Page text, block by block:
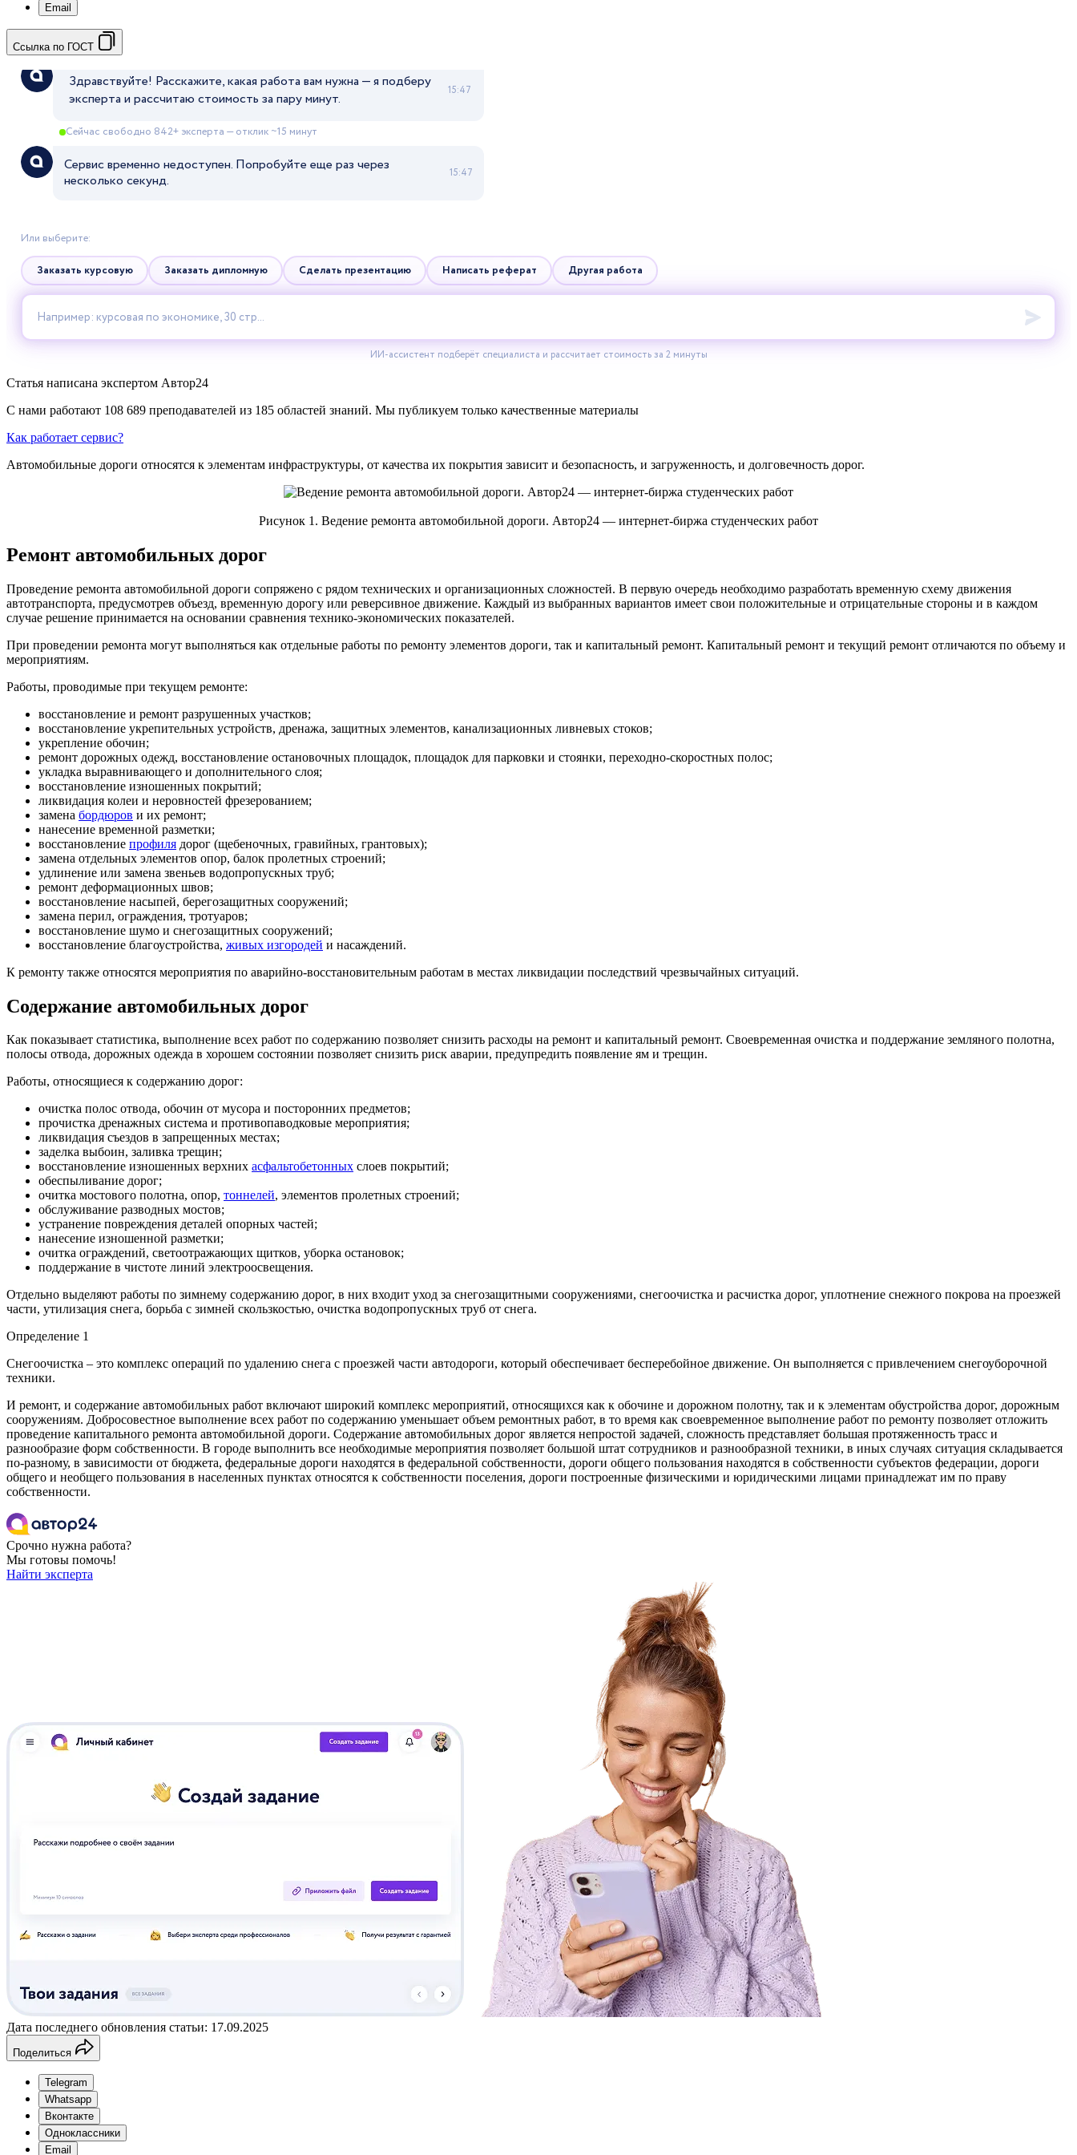
Email
Ссылка по ГОСТ
Статья написана экспертом Автор24
С нами работают 108 689 преподавателей из 185 областей знаний. Мы публикуем только качественные материалы
Как работает сервис?
Автомобильные дороги относятся к элементам инфраструктуры, от качества их покрытия зависит и безопасность, и загруженность, и долговечность дорог.
Рисунок 1. Ведение ремонта автомобильной дороги. Автор24 — интернет-биржа студенческих работ
Ремонт автомобильных дорог
Проведение ремонта автомобильной дороги сопряжено с рядом технических и организационных сложностей. В первую очередь необходимо разработать временную схему движения
автотранспорта, предусмотрев объезд, временную дорогу или реверсивное движение. Каждый из выбранных вариантов имеет свои положительные и отрицательные стороны и в каждом
случае решение принимается на основании сравнения технико-экономических показателей.
При проведении ремонта могут выполняться как отдельные работы по ремонту элементов дороги, так и капитальный ремонт. Капитальный ремонт и текущий ремонт отличаются по объему и
мероприятиям.
Работы, проводимые при текущем ремонте:
восстановление и ремонт разрушенных участков;
восстановление укрепительных устройств, дренажа, защитных элементов, канализационных ливневых стоков;
укрепление обочин;
ремонт дорожных одежд, восстановление остановочных площадок, площадок для парковки и стоянки, переходно-скоростных полос;
укладка выравнивающего и дополнительного слоя;
восстановление изношенных покрытий;
ликвидация колеи и неровностей фрезерованием;
замена бордюров и их ремонт;
нанесение временной разметки;
восстановление профиля дорог (щебеночных, гравийных, грантовых);
замена отдельных элементов опор, балок пролетных строений;
удлинение или замена звеньев водопропускных труб;
ремонт деформационных швов;
восстановление насыпей, берегозащитных сооружений;
замена перил, ограждения, тротуаров;
восстановление шумо и снегозащитных сооружений;
восстановление благоустройства, живых изгородей и насаждений.
К ремонту также относятся мероприятия по аварийно-восстановительным работам в местах ликвидации последствий чрезвычайных ситуаций.
Содержание автомобильных дорог
Как показывает статистика, выполнение всех работ по содержанию позволяет снизить расходы на ремонт и капитальный ремонт. Своевременная очистка и поддержание земляного полотна,
полосы отвода, дорожных одежда в хорошем состоянии позволяет снизить риск аварии, предупредить появление ям и трещин.
Работы, относящиеся к содержанию дорог:
очистка полос отвода, обочин от мусора и посторонних предметов;
прочистка дренажных система и противопаводковые мероприятия;
ликвидация съездов в запрещенных местах;
заделка выбоин, заливка трещин;
восстановление изношенных верхних асфальтобетонных слоев покрытий;
обеспыливание дорог;
очитка мостового полотна, опор, тоннелей, элементов пролетных строений;
обслуживание разводных мостов;
устранение повреждения деталей опорных частей;
нанесение изношенной разметки;
очитка ограждений, светоотражающих щитков, уборка остановок;
поддержание в чистоте линий электроосвещения.
Отдельно выделяют работы по зимнему содержанию дорог, в них входит уход за снегозащитными сооружениями, снегоочистка и расчистка дорог, уплотнение снежного покрова на проезжей
части, утилизация снега, борьба с зимней скользкостью, очистка водопропускных труб от снега.
Определение 1
Снегоочистка – это комплекс операций по удалению снега с проезжей части автодороги, который обеспечивает бесперебойное движение. Он выполняется с привлечением снегоуборочной
техники.
И ремонт, и содержание автомобильных работ включают широкий комплекс мероприятий, относящихся как к обочине и дорожном полотну, так и к элементам обустройства дорог, дорожным
сооружениям. Добросовестное выполнение всех работ по содержанию уменьшает объем ремонтных работ, в то время как своевременное выполнение работ по ремонту позволяет отложить
проведение капитального ремонта автомобильной дороги. Содержание автомобильных дорог является непростой задачей, сложность представляет большая протяженность трасс и
разнообразие форм собственности. В городе выполнить все необходимые мероприятия позволяет большой штат сотрудников и разнообразной техники, в иных случаях ситуация складывается
по-разному, в зависимости от бюджета, федеральные дороги находятся в федеральной собственности, дороги общего пользования находятся в собственности субъектов федерации, дороги
общего и необщего пользования в населенных пунктах относятся к собственности поселения, дороги построенные физическими и юридическими лицами принадлежат им по праву
собственности.
Срочно нужна работа?
Мы готовы помочь!
Найти эксперта
Дата последнего обновления статьи: 17.09.2025
Поделиться
Telegram
Whatsapp
Вконтакте
Одноклассники
Email